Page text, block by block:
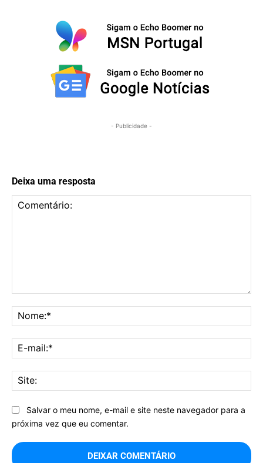
- Publicidade -
Deixa uma resposta
Salvar o meu nome, e-mail e site neste navegador para a
próxima vez que eu comentar.